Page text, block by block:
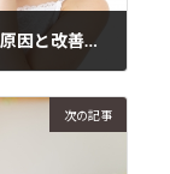
肩こりと頭痛の関連性 – 知っておきたい原因と改善方法
次の記事